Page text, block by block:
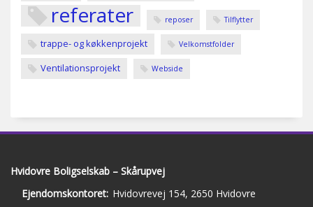
referater reposer Tilflytter
trappe- og køkkenprojekt Velkomstfolder
Ventilationsprojekt Webside
Hvidovre Boligselskab – Skårupvej
Ejendomskontoret: Hvidovrevej 154, 2650 Hvidovre